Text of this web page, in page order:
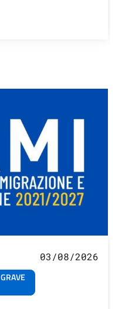
03/08/2026